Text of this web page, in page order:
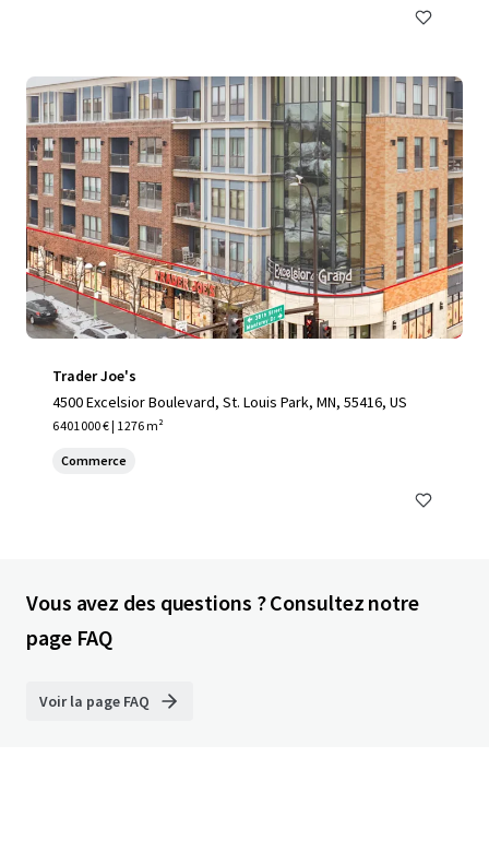
Trader Joe's
4500 Excelsior Boulevard, St. Louis Park, MN, 55416, US
6 401 000 € | 1 276 m²
Commerce
Vous avez des questions ? Consultez notre
page FAQ
Voir la page FAQ